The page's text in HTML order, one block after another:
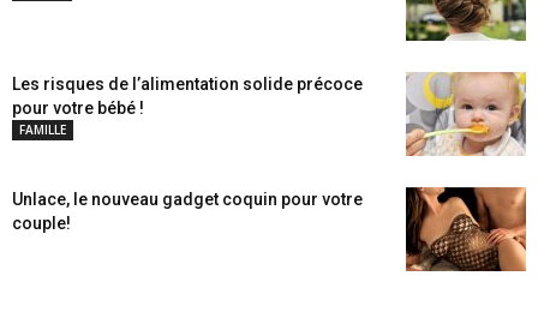
Les risques de l’alimentation solide précoce
pour votre bébé !
FAMILLE
Unlace, le nouveau gadget coquin pour votre
couple!